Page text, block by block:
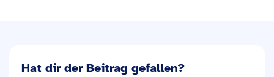
Hat dir der Beitrag gefallen?